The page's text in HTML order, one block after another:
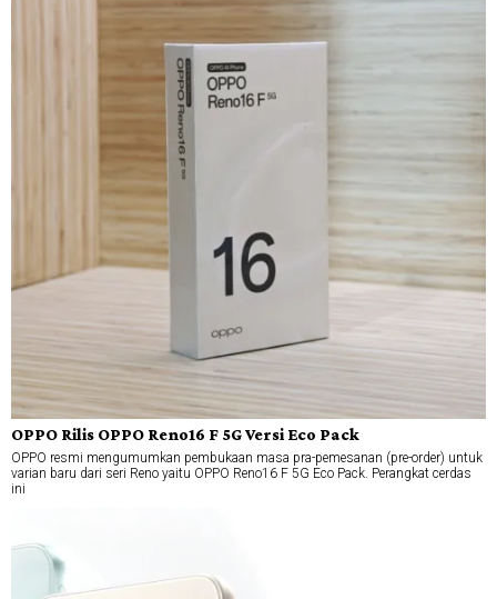
OPPO Rilis OPPO Reno16 F 5G Versi Eco Pack
OPPO resmi mengumumkan pembukaan masa pra-pemesanan (pre-order) untuk
varian baru dari seri Reno yaitu OPPO Reno16 F 5G Eco Pack. Perangkat cerdas
ini